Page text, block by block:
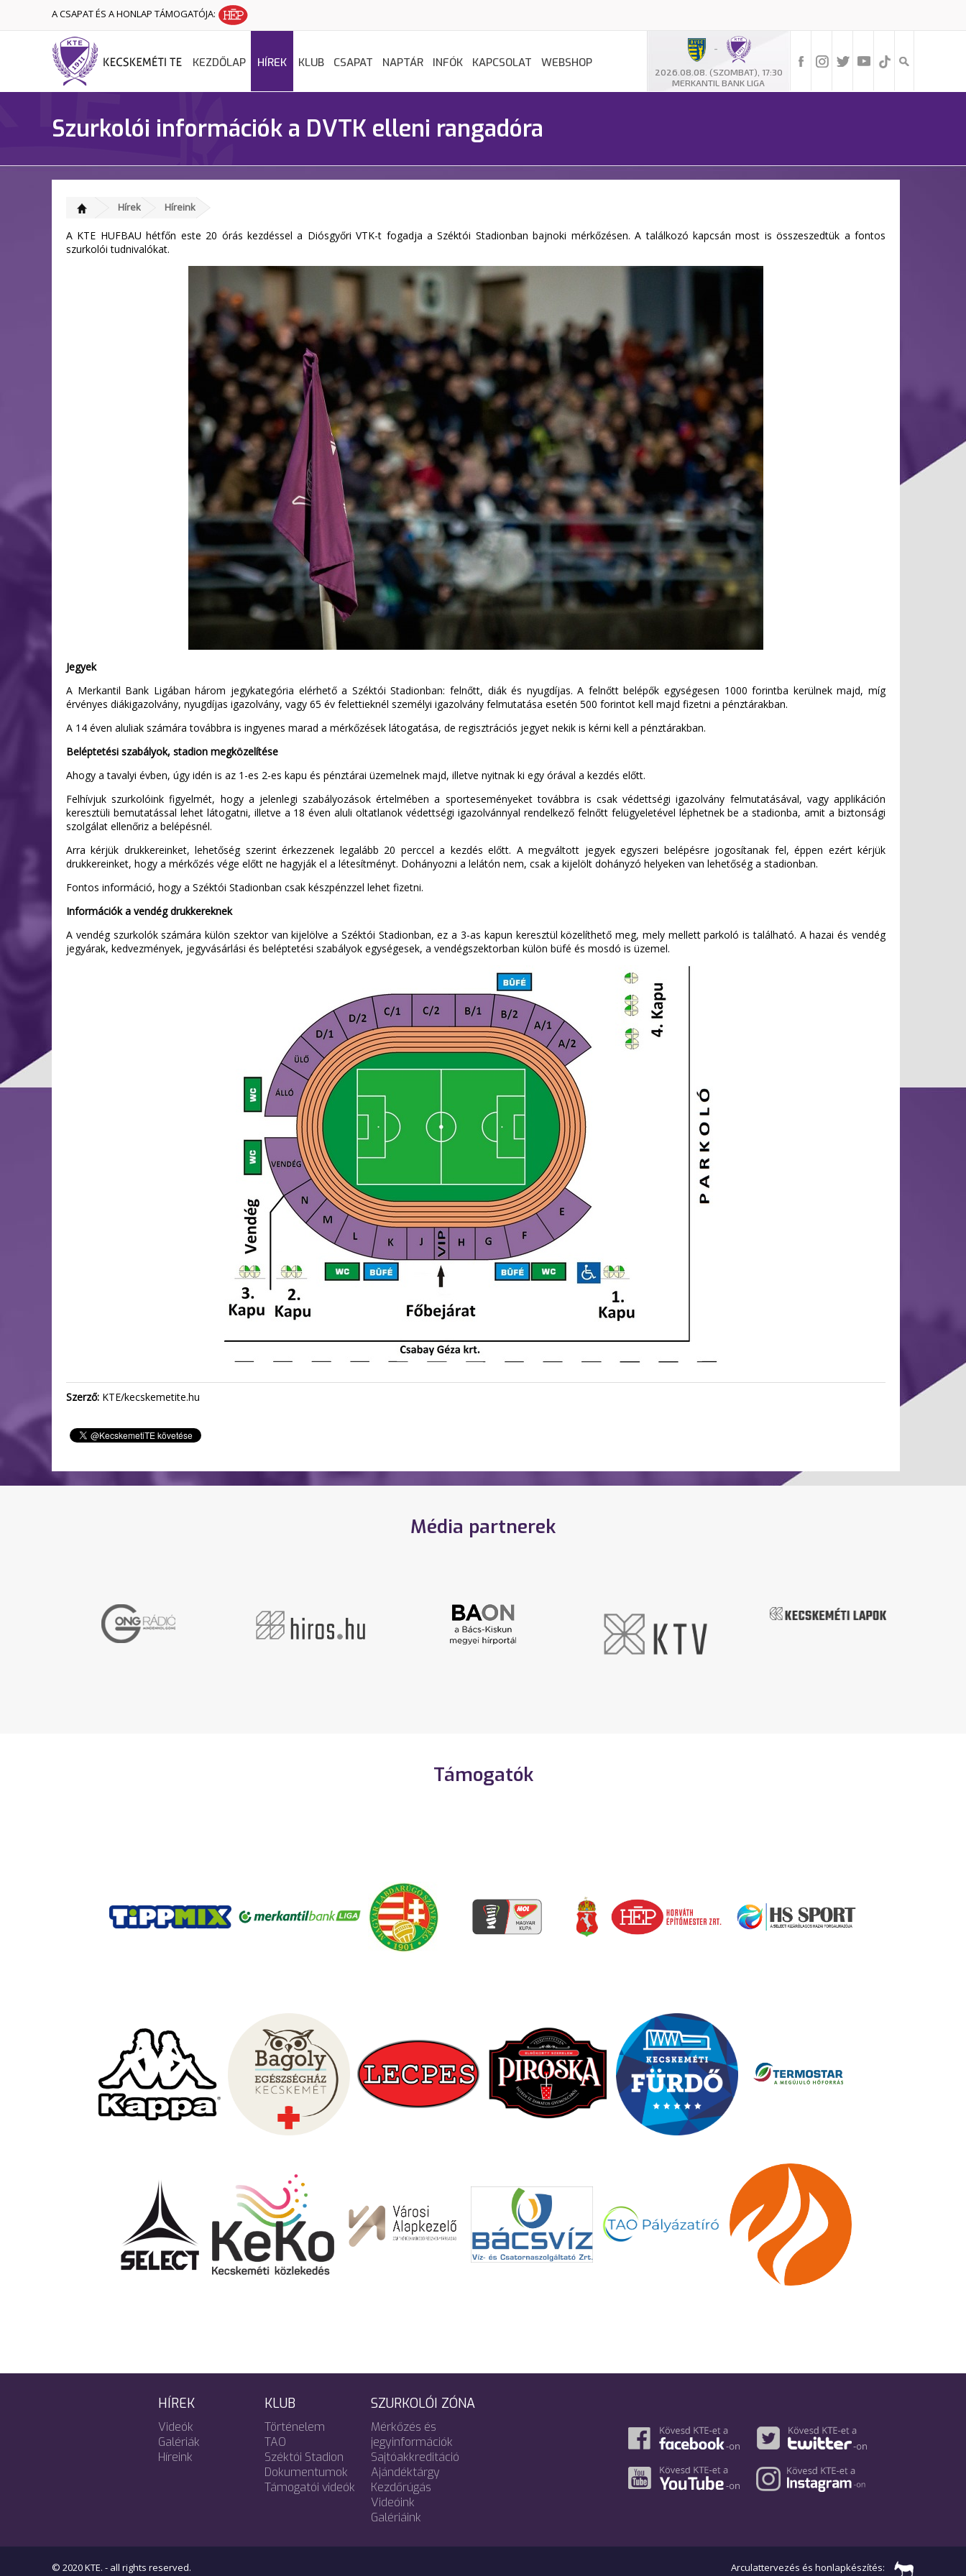
A CSAPAT ÉS A HONLAP TÁMOGATÓJA:
-
2026.08.08. (SZOMBAT), 17:30
MERKANTIL BANK LIGA
KEZDŐLAP HÍREK KLUB CSAPAT NAPTÁR INFÓK KAPCSOLAT WEBSHOP
Szurkolói információk a DVTK elleni rangadóra
Hírek Híreink
A KTE HUFBAU hétfőn este 20 órás kezdéssel a Diósgyőri VTK-t fogadja a Széktói Stadionban bajnoki mérkőzésen. A találkozó kapcsán most is összeszedtük a fontos
szurkolói tudnivalókat.
Jegyek
A Merkantil Bank Ligában három jegykategória elérhető a Széktói Stadionban: felnőtt, diák és nyugdíjas. A felnőtt belépők egységesen 1000 forintba kerülnek majd, míg
érvényes diákigazolvány, nyugdíjas igazolvány, vagy 65 év felettieknél személyi igazolvány felmutatása esetén 500 forintot kell majd fizetni a pénztárakban.
A 14 éven aluliak számára továbbra is ingyenes marad a mérkőzések látogatása, de regisztrációs jegyet nekik is kérni kell a pénztárakban.
Beléptetési szabályok, stadion megközelítése
Ahogy a tavalyi évben, úgy idén is az 1-es 2-es kapu és pénztárai üzemelnek majd, illetve nyitnak ki egy órával a kezdés előtt.
Felhívjuk szurkolóink figyelmét, hogy a jelenlegi szabályozások értelmében a sporteseményeket továbbra is csak védettségi igazolvány felmutatásával, vagy applikáción
keresztüli bemutatással lehet látogatni, illetve a 18 éven aluli oltatlanok védettségi igazolvánnyal rendelkező felnőtt felügyeletével léphetnek be a stadionba, amit a biztonsági
szolgálat ellenőriz a belépésnél.
Arra kérjük drukkereinket, lehetőség szerint érkezzenek legalább 20 perccel a kezdés előtt. A megváltott jegyek egyszeri belépésre jogosítanak fel, éppen ezért kérjük
drukkereinket, hogy a mérkőzés vége előtt ne hagyják el a létesítményt. Dohányozni a lelátón nem, csak a kijelölt dohányzó helyeken van lehetőség a stadionban.
Fontos információ, hogy a Széktói Stadionban csak készpénzzel lehet fizetni.
Információk a vendég drukkereknek
A vendég szurkolók számára külön szektor van kijelölve a Széktói Stadionban, ez a 3-as kapun keresztül közelíthető meg, mely mellett parkoló is található. A hazai és vendég
jegyárak, kedvezmények, jegyvásárlási és beléptetési szabályok egységesek, a vendégszektorban külön büfé és mosdó is üzemel.
Szerző: KTE/kecskemetite.hu
Média partnerek
Támogatók
HÍREK
Videók
Galériák
Híreink
KLUB
Történelem
TAO
Széktói Stadion
Dokumentumok
Támogatói videók
SZURKOLÓI ZÓNA
Mérkőzés és
jegyinformációk
Sajtóakkreditáció
Ajándéktárgy
Kezdőrúgás
Videóink
Galériáink
© 2020 KTE. - all rights reserved. Arculattervezés és honlapkészítés: